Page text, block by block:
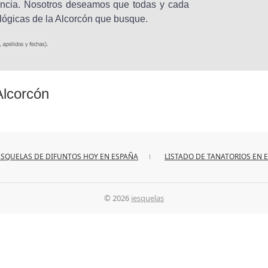
Nosotros deseamos que todas y cada
de la Alcorcón que busque.
DE DIFUNTOS HOY EN ESPAÑA LISTADO DE TANATORIOS EN
© 2026 iesquelas